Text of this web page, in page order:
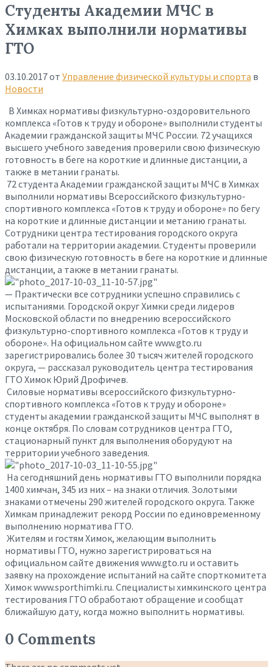
Студенты Академии МЧС в
Химках выполнили нормативы
ГТО
03.10.2017от Управление физической культуры и спорта в
Новости
В Химках нормативы физкультурно-оздоровительного
комплекса «Готов к труду и обороне» выполнили студенты
Академии гражданской защиты МЧС России. 72 учащихся
высшего учебного заведения проверили свою физическую
готовность в беге на короткие и длинные дистанции, а
также в метании гранаты.
72 студента Академии гражданской защиты МЧС в Химках
выполнили нормативы Всероссийского физкультурно-
спортивного комплекса «Готов к труду и обороне» по бегу
на короткие и длинные дистанции и метанию гранаты.
Сотрудники центра тестирования городского округа
работали на территории академии. Студенты проверили
свою физическую готовность в беге на короткие и длинные
дистанции, а также в метании гранаты.
— Практически все сотрудники успешно справились с
испытаниями. Городской округ Химки среди лидеров
Московской области по внедрению всероссийского
физкультурно-спортивного комплекса «Готов к труду и
обороне». На официальном сайте www.gto.ru
зарегистрировались более 30 тысяч жителей городского
округа, — рассказал руководитель центра тестирования
ГТО Химок Юрий Дрофичев.
Силовые нормативы всероссийского физкультурно-
спортивного комплекса «Готов к труду и обороне»
студенты академии гражданской защиты МЧС выполнят в
конце октября. По словам сотрудников центра ГТО,
стационарный пункт для выполнения оборудуют на
территории учебного заведения.
На сегодняшний день нормативы ГТО выполнили порядка
1400 химчан, 345 из них – на знаки отличия. Золотыми
знаками отмечены 290 жителей городского округа. Также
Химкам принадлежит рекорд России по единовременному
выполнению норматива ГТО.
Жителям и гостям Химок, желающим выполнить
нормативы ГТО, нужно зарегистрироваться на
официальном сайте движения www.gto.ru и оставить
заявку на прохождение испытаний на сайте спорткомитета
Химок www.sporthimki.ru. Специалисты химкинского центра
тестирования ГТО обработают обращение и сообщат
ближайшую дату, когда можно выполнить нормативы.
0 Comments